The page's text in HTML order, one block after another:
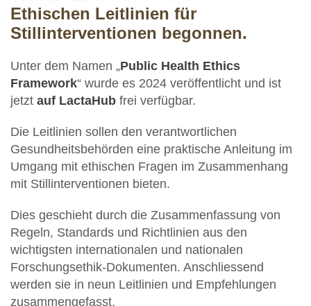
Ethischen Leitlinien für
Stillinterventionen begonnen.
Unter dem Namen „Public Health Ethics
Framework“ wurde es 2024 veröffentlicht und ist
jetzt auf LactaHub frei verfügbar.
Die Leitlinien sollen den verantwortlichen
Gesundheitsbehörden eine praktische Anleitung im
Umgang mit ethischen Fragen im Zusammenhang
mit Stillinterventionen bieten.
Dies geschieht durch die Zusammenfassung von
Regeln, Standards und Richtlinien aus den
wichtigsten internationalen und nationalen
Forschungsethik-Dokumenten. Anschliessend
werden sie in neun Leitlinien und Empfehlungen
zusammengefasst.